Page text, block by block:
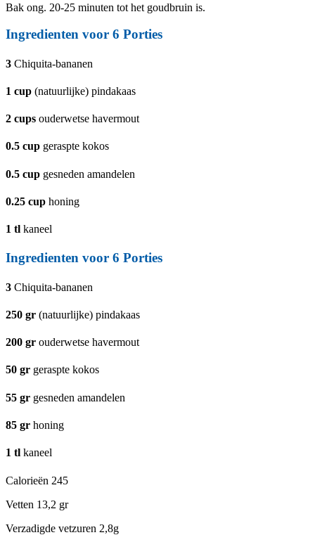
Bak ong. 20-25 minuten tot het goudbruin is.
Ingredienten voor 6 Porties
3 Chiquita-bananen
1 cup (natuurlijke) pindakaas
2 cups ouderwetse havermout
0.5 cup geraspte kokos
0.5 cup gesneden amandelen
0.25 cup honing
1 tl kaneel
Ingredienten voor 6 Porties
3 Chiquita-bananen
250 gr (natuurlijke) pindakaas
200 gr ouderwetse havermout
50 gr geraspte kokos
55 gr gesneden amandelen
85 gr honing
1 tl kaneel
Calorieën 245
Vetten 13,2 gr
Verzadigde vetzuren 2,8g